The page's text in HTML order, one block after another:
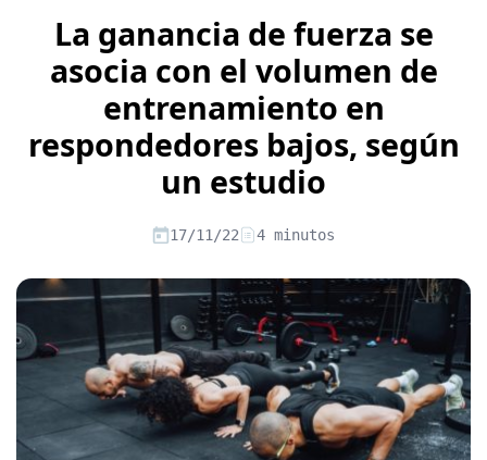
Artículos sobre Otros Seguros
Artículos sobre Seguros de Auto
Artículos sobre Seguros de Hogar
Artículos sobre Seguros de SaludContenido extra
Artículos sobre Convenios Colectivos
Artículos sobre Educación Financiera
Artículos sobre Seguros de Vida Hipoteca
Artículos sobre Seguros de Decesos
La ganancia de fuerza se
asocia con el volumen de
entrenamiento en
respondedores bajos, según
un estudio
17/11/22 4 minutos